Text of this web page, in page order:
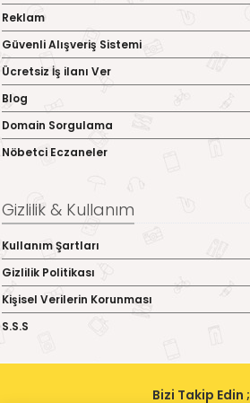
Reklam
Güvenli Alışveriş Sistemi
Ücretsiz İş ilanı Ver
Blog
Domain Sorgulama
Nöbetci Eczaneler
Gizlilik & Kullanım
Kullanım Şartları
Gizlilik Politikası
Kişisel Verilerin Korunması
S.S.S
Bizi Takip Edin ;